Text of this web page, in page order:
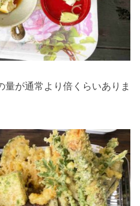
量が通常より倍くらいありま